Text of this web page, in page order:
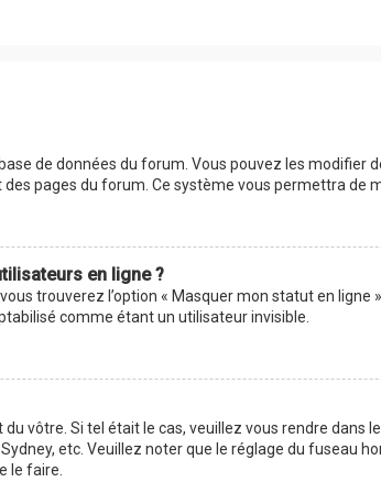
de données du forum. Vous pouvez les modifier
pages du forum. Ce système vous permettra de
en ligne ?
trouverez l’option « Masquer mon statut en
comme étant un utilisateur invisible.
vôtre. Si tel était le cas, veuillez vous rendre dans
etc. Veuillez noter que le réglage du fuseau
le faire.